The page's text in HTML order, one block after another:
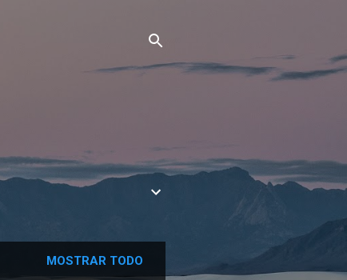
MOSTRAR TODO